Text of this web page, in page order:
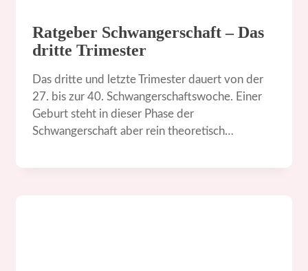
Ratgeber Schwangerschaft – Das
dritte Trimester
Das dritte und letzte Trimester dauert von der
27. bis zur 40. Schwangerschaftswoche. Einer
Geburt steht in dieser Phase der
Schwangerschaft aber rein theoretisch…